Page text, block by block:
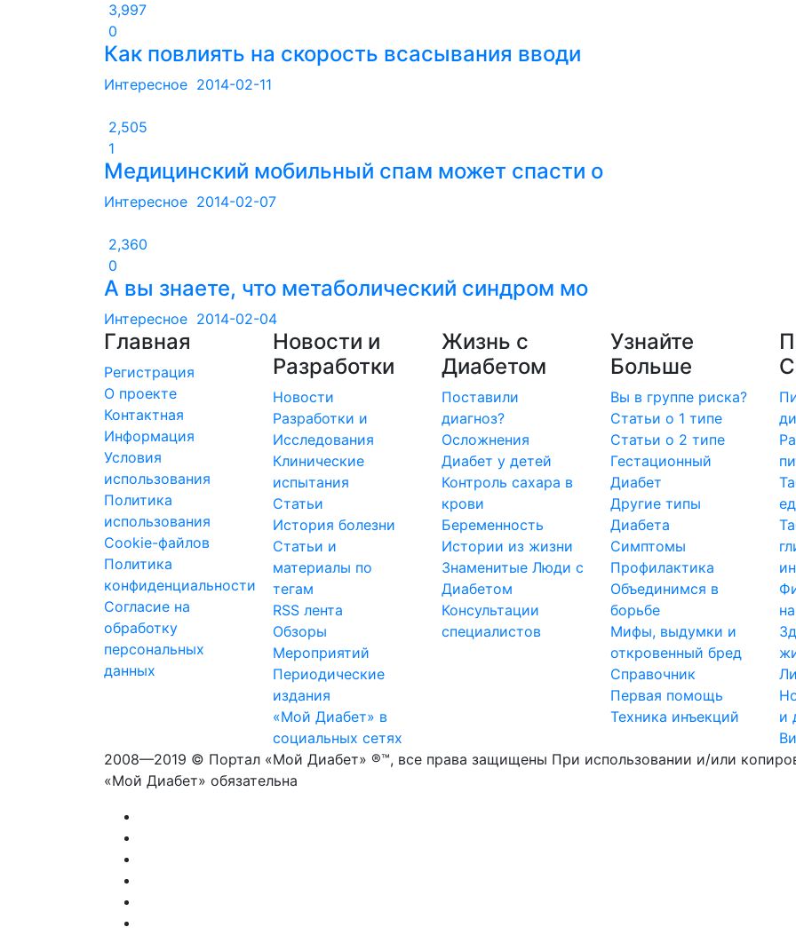
3,997
0
Как повлиять на скорость всасывания вводи
Интересное 2014-02-11
2,505
1
Медицинский мобильный спам может спасти о
Интересное 2014-02-07
2,360
0
А вы знаете, что метаболический синдром мо
Интересное 2014-02-04
Главная
Регистрация
О проекте
Контактная
Информация
Условия
использования
Политика
использования
Cookie-файлов
Политика
конфиденциальности
Согласие на
обработку
персональных
данных
Новости и
Разработки
Новости
Разработки и
Исследования
Клинические
испытания
Статьи
История болезни
Статьи и
материалы по
тегам
RSS лента
Обзоры
Мероприятий
Периодические
издания
«Мой Диабет» в
социальных сетях
Жизнь с
Диабетом
Поставили
диагноз?
Осложнения
Диабет у детей
Контроль сахара в
крови
Беременность
Истории из жизни
Знаменитые Люди с
Диабетом
Консультации
специалистов
Узнайте
Больше
Вы в группе риска?
Статьи о 1 типе
Статьи о 2 типе
Гестационный
Диабет
Другие типы
Диабета
Симптомы
Профилактика
Объединимся в
борьбе
Мифы, выдумки и
откровенный бред
Справочник
Первая помощь
Техника инъекций
и
2008—2019 © Портал «Мой Диабет» ®™, все права защищены При использовании и/или
«Мой Диабет» обязательна